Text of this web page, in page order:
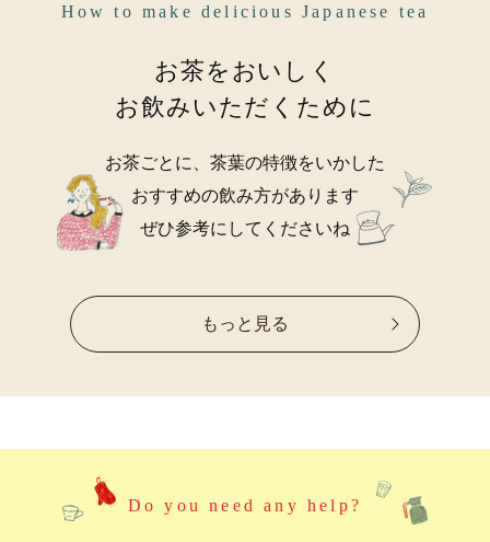
How to make delicious Japanese tea
お茶をおいしく
お飲みいただくために
お茶ごとに、茶葉の特徴をいかした
おすすめの飲み方があります
ぜひ参考にしてくださいね
もっと見る
Do you need any help?